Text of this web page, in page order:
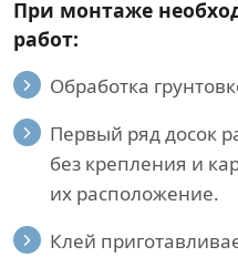
При монтаже
работ:
Обработка
Первый ряд досок
без крепления и
их расположение.
Клей